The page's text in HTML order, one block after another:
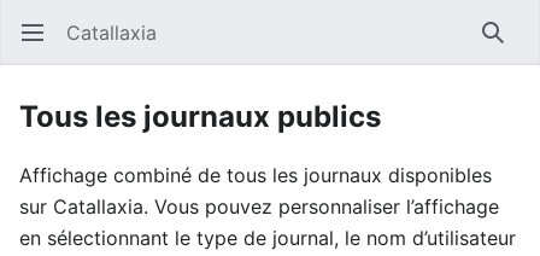
Ouvrir le menu principal Catallaxia
Tous les journaux publics
Affichage combiné de tous les journaux disponibles
sur Catallaxia. Vous pouvez personnaliser l’affichage
en sélectionnant le type de journal, le nom d’utilisateur